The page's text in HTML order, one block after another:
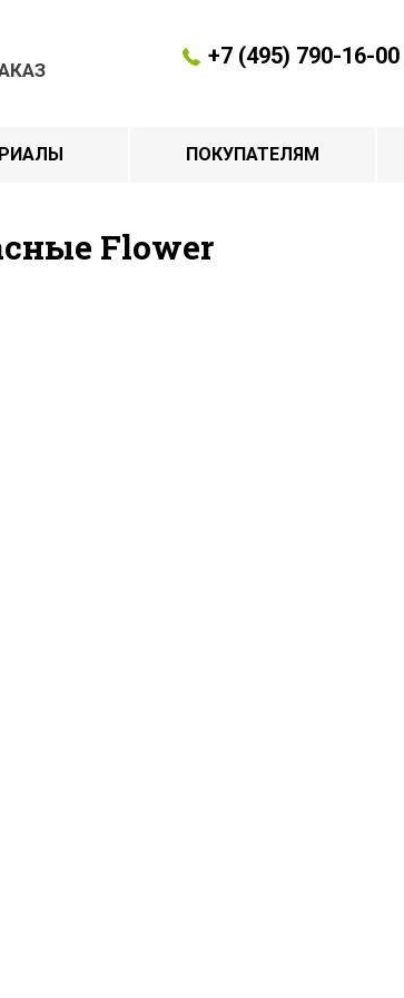
+7 (495) 790-16-00
ПОКУПАТЕЛЯМ
Flower